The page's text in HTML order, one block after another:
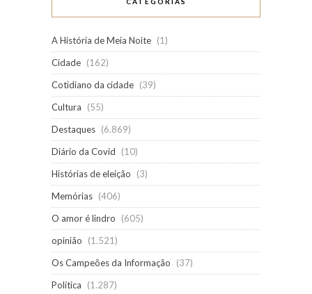
A História de Meia Noite (1)
Cidade (162)
Cotidiano da cidade (39)
Cultura
(55)
Destaques (6.869)
Diário da Covid
(10)
Histórias de eleição
(3)
Memórias (406)
O amor é lindro
(605)
opinião
(1.521)
Os Campeões da Informação
(37)
Política
(1.287)